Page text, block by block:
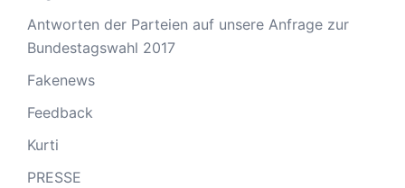
Antworten der Parteien auf unsere Anfrage zur
Bundestagswahl 2017
Fakenews
Feedback
Kurti
PRESSE